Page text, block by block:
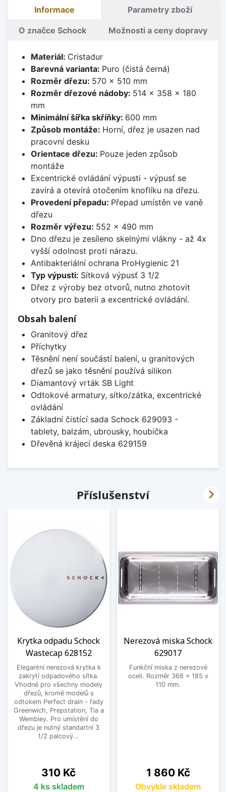
Informace Parametry zboží
O značce Schock Možnosti a ceny dopravy
Materiál: Cristadur
Barevná varianta: Puro (čistá černá)
Rozměr dřezu: 570 x 510 mm
Rozměr dřezové nádoby: 514 x 358 x 180
mm
Minimální šířka skříňky: 600 mm
Způsob montáže: Horní, dřez je usazen nad
pracovní desku
Orientace dřezu: Pouze jeden způsob
montáže
Excentrické ovládání výpusti - výpusť se
zavírá a otevírá otočením knoflíku na dřezu.
Provedení přepadu: Přepad umístěn ve vaně
dřezu
Rozměr výřezu: 552 x 490 mm
Dno dřezu je zesíleno skelnými vlákny - až 4x
vyšší odolnost proti nárazu.
Antibakteriální ochrana ProHygienic 21
Typ výpusti: Sítková výpusť 3 1/2
Dřez z výroby bez otvorů, nutno zhotovit
otvory pro baterii a excentrické ovládání.
Obsah balení
Granitový dřez
Příchytky
Těsnění není součástí balení, u granitových
dřezů se jako těsnění používá silikon
Diamantový vrták SB Light
Odtokové armatury, sítko/zátka, excentrické
ovládání
Základní čistící sada Schock 629093 -
tablety, balzám, ubrousky, houbička
Dřevěná krájecí deska 629159
Příslušenství
Krytka odpadu Schock
Wastecap 628152
Elegantní nerezová krytka k
zakrytí odpadového sítka.
Vhodné pro všechny modely
dřezů, kromě modelů s
odtokem Perfect drain - řady
Greenwich, Prepstation, Tia a
Wembley. Pro umístění do
dřezu je nutný standartní 3
1/2 palcový...
Cena
310 Kč
4 ks skladem
Nerezová miska Schock
629017
Funkční miska z nerezové
oceli. Rozměr 368 x 185 x
110 mm.
Cena
1 860 Kč
Obvykle skladem
